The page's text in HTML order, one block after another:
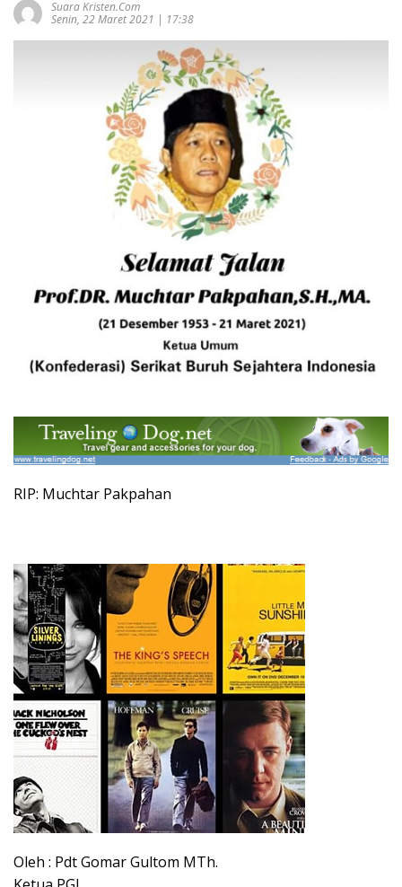
Suara Kristen.com
Senin, 22 Maret 2021 | 17:38
RIP: Muchtar Pakpahan
Oleh : Pdt Gomar Gultom MTh.